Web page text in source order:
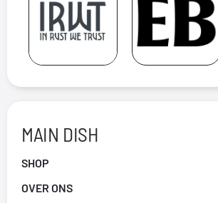
MAIN DISH
SHOP
OVER ONS